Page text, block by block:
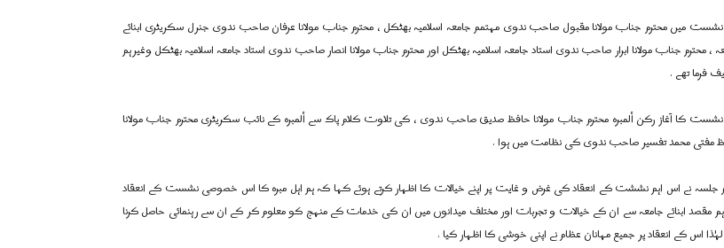
میں محترم جناب مولانا مقبول صاحب ندوی مہتمم جامعہ اسلامیہ بھٹکل ، محترم جناب مولانا عرفان صاحب ندوی جنرل سکریٹری ابنائے
، محترم جناب مولانا ابرار صاحب ندوی استاد جامعہ اسلامیہ بھٹکل اور محترم جناب مولانا انصار صاحب ندوی استاد جامعہ اسلامیہ بھٹکل وغیرہم
فرما تھے .
کا آغاز رکن ألمبرہ محترم جناب مولانا حافظ صدیق صاحب ندوی ، کی تلاوت کلام پاک سے ألمبرہ کے نائب سکریٹری محترم جناب مولانا
مفتی محمد تفسیر صاحب ندوی کی نظامت میں ہوا .
جلسہ نے اس اہم نششت کے انعقاد کی غرض و غایت پر اپنے خیالات کا اظہار کرتے ہوئے کہا کہ ہم اہل مبرہ کا اس خصوصی نشست کے انعقاد
مقصد ابنائے جامعہ سے ان کے خیالات و تجربات اور مختلف میدانوں میں ان کی خدمات کے منہج کو معلوم کر کے ان سے رہنمائی حاصل کرنا
اس کے انعقاد پر جمیع مہانان عظام نے اپنی خوشی کا اظہار کیا .